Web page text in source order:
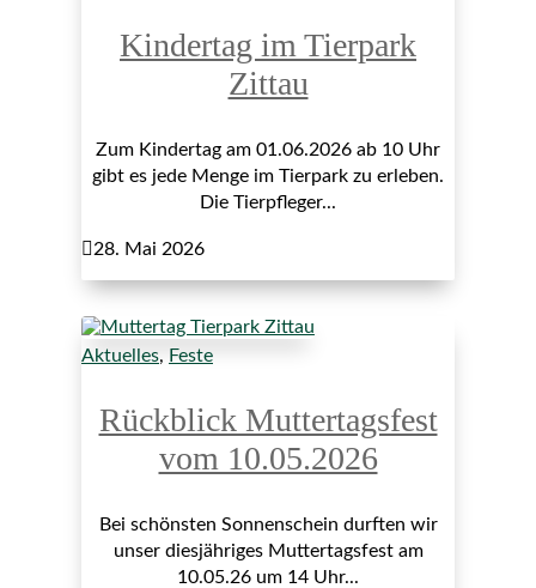
Kindertag im Tierpark
Zittau
Zum Kindertag am 01.06.2026 ab 10 Uhr
gibt es jede Menge im Tierpark zu erleben.
Die Tierpfleger...
28. Mai 2026
Aktuelles, Feste
Rückblick Muttertagsfest
vom 10.05.2026
Bei schönsten Sonnenschein durften wir
unser diesjähriges Muttertagsfest am
10.05.26 um 14 Uhr...